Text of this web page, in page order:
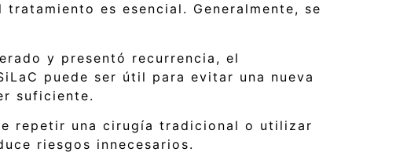
es esencial. Generalmente, se
y presentó recurrencia, el
puede ser útil para evitar una nueva
suficiente.
repetir una cirugía tradicional o utilizar
riesgos innecesarios.